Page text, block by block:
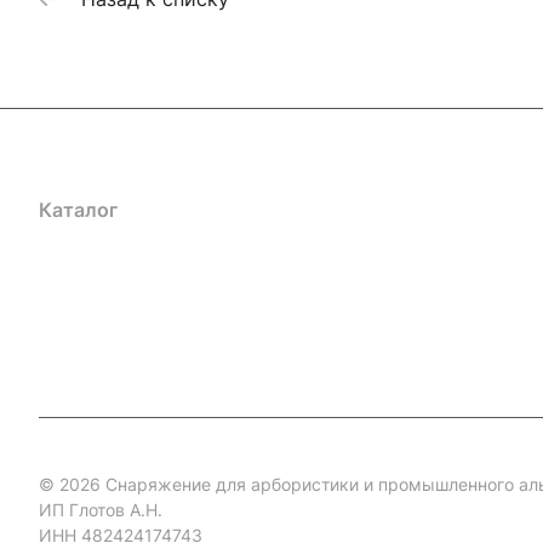
Каталог
© 2026 Снаряжение для арбористики и промышленного
ИП Глотов А.Н.
ИНН 482424174743